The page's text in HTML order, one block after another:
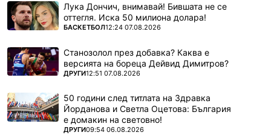
Лука Дончич, внимавай! Бившата не се
оттегля. Иска 50 милиона долара!
ПОВЕЧЕ ОТ
БАСКЕТБОЛ12:24 07.08.2026
Станозолол през добавка? Каква е
версията на бореца Дейвид Димитров?
ПОВЕЧЕ ОТ
ДРУГИ12:51 07.08.2026
50 години след титлата на Здравка
Йорданова и Светла Оцетова: България
е домакин на световно!
ПОВЕЧЕ ОТ
ДРУГИ09:54 06.08.2026